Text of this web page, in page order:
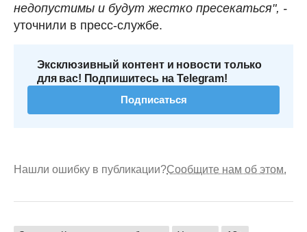
недопустимы и будут жестко пресекаться", -
уточнили в пресс-службе.
Эксклюзивный контент и новости только
для вас! Подпишитесь на Telegram!
Подписаться
Нашли ошибку в публикации?Сообщите нам об этом.